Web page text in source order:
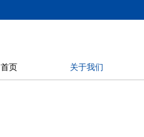
首页 关于我们